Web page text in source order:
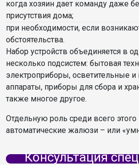
когда хозяин дает команду даже
присутствия дома;
при необходимости, если
обстоятельства.
Набор устройств объединяется в
несколько подсистем: бытовая
электроприборы, осветительные и
аппараты, приборы для сбора и
также многое другое.
Отдельную роль среди всего
автоматические жалюзи – или
Консультация